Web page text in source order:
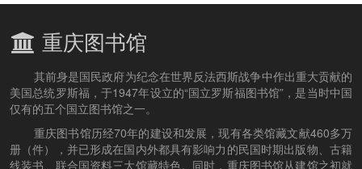
重庆图书馆
其前身是国民政府为纪念在世界反法西斯战争中作出重大贡献的
美国总统罗斯福，于1947年设立的“国立罗斯福图书馆”，是当时中国
仅有的五个国立图书馆之一。
重庆图书馆历经70年的建设和发展，现有各类馆藏文献460多万
册（件），并已形成在国内外都具有影响力的民国时期出版物、古籍
线装书、联合国资料三大馆藏特色。同时，重庆图书馆从建馆之初就